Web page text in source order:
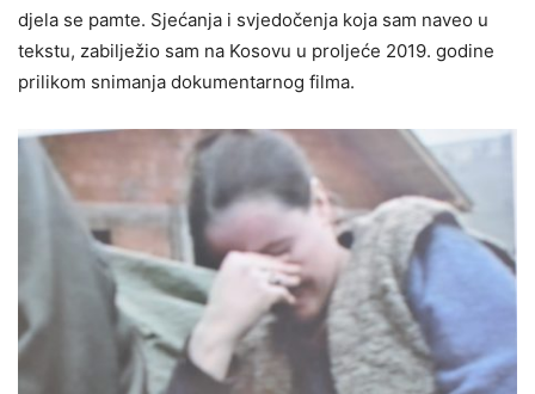
djela se pamte. Sjećanja i svjedočenja koja sam naveo u
tekstu, zabilježio sam na Kosovu u proljeće 2019. godine
prilikom snimanja dokumentarnog filma.